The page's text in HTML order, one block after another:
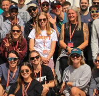
Italiano